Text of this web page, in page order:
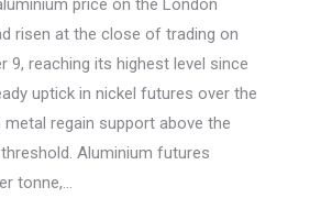
price on the London
risen at the close of trading on
9, reaching its highest level since
uptick in nickel futures over the
regain support above the
Aluminium futures
tonne,…